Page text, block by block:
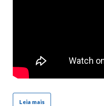
Leia mais